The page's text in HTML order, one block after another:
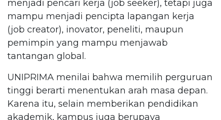
menjadi pencari kerja (job seeker), tetapi juga
mampu menjadi pencipta lapangan kerja
(job creator), inovator, peneliti, maupun
pemimpin yang mampu menjawab
tantangan global.
UNIPRIMA menilai bahwa memilih perguruan
tinggi berarti menentukan arah masa depan.
Karena itu, selain memberikan pendidikan
akademik, kampus juga berupaya